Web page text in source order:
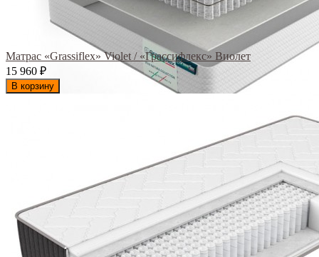
Матрас «Grassiflex» Violet / «Грассифлекс» Виолет
15 960 ₽
В корзину